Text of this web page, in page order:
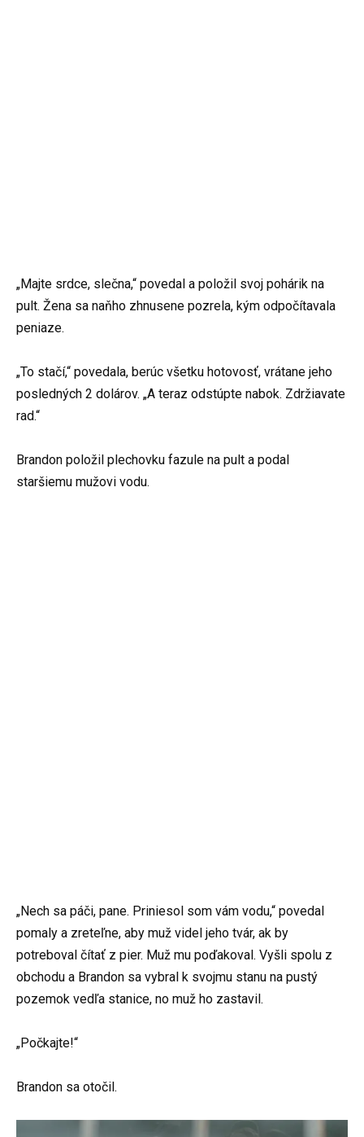
„Majte srdce, slečna,“ povedal a položil svoj pohárik na
pult. Žena sa naňho zhnusene pozrela, kým odpočítavala
peniaze.
„To stačí,“ povedala, berúc všetku hotovosť, vrátane jeho
posledných 2 dolárov. „A teraz odstúpte nabok. Zdržiavate
rad.“
Brandon položil plechovku fazule na pult a podal
staršiemu mužovi vodu.
„Nech sa páči, pane. Priniesol som vám vodu,“ povedal
pomaly a zreteľne, aby muž videl jeho tvár, ak by
potreboval čítať z pier. Muž mu poďakoval. Vyšli spolu z
obchodu a Brandon sa vybral k svojmu stanu na pustý
pozemok vedľa stanice, no muž ho zastavil.
„Počkajte!“
Brandon sa otočil.